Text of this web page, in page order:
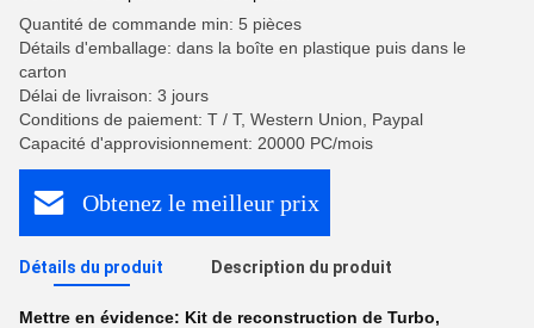
Quantité de commande min: 5 pièces
Détails d'emballage: dans la boîte en plastique puis dans le
carton
Délai de livraison: 3 jours
Conditions de paiement: T / T, Western Union, Paypal
Capacité d'approvisionnement: 20000 PC/mois
Obtenez le meilleur prix
Détails du produit Description du produit
Mettre en évidence: Kit de reconstruction de Turbo,